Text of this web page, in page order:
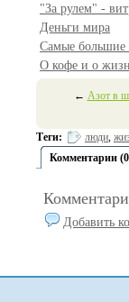
"За рулем" -
Деньги мира
Самые
О кофе и о
← Азот в
Теги:
люди
Комментарии
Добавить